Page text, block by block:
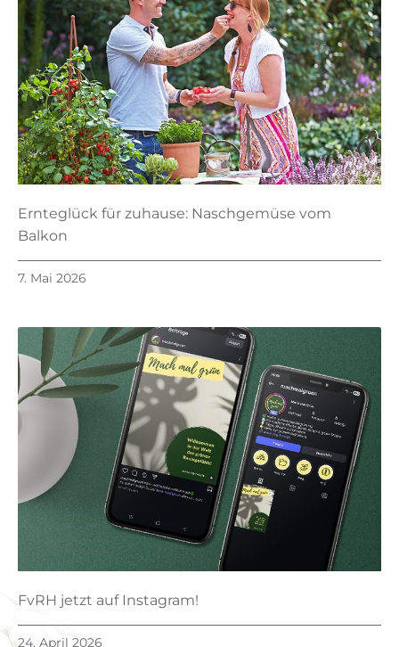
Ernteglück für zuhause: Naschgemüse vom
Balkon
7. Mai 2026
FvRH jetzt auf Instagram!
24. April 2026